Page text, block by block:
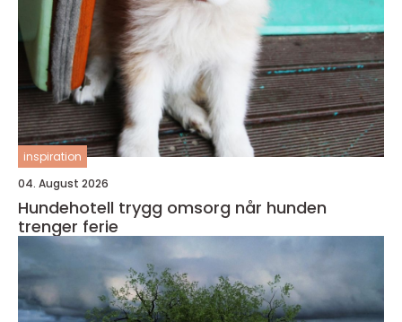
inspiration
04. August 2026
Hundehotell trygg omsorg når hunden
trenger ferie